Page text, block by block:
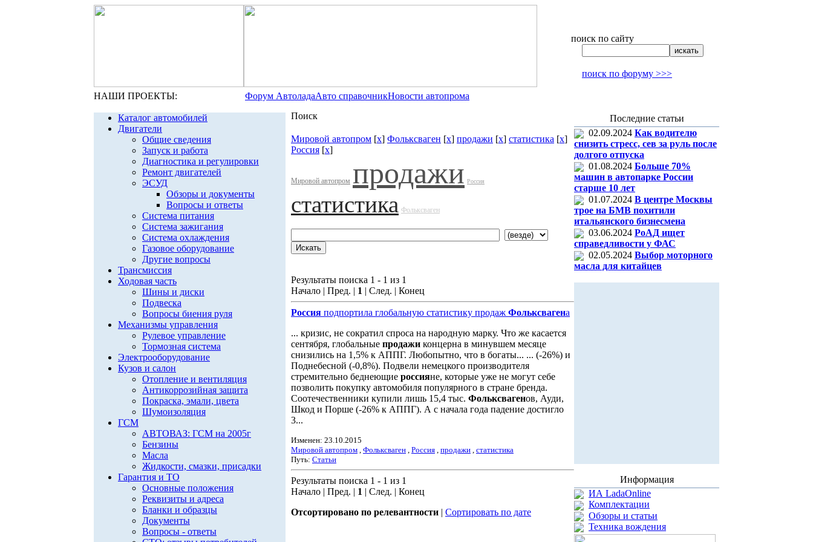
поиск по сайту
поиск по форуму >>>
НАШИ ПРОЕКТЫ: Форум АвтоладаАвто справочникНовости автопрома
Каталог автомобилей
Двигатели
Общие сведения
Запуск и работа
Диагностика и регулировки
Ремонт двигателей
ЭСУД
Обзоры и документы
Вопросы и ответы
Система питания
Система зажигания
Система охлаждения
Газовое оборудование
Другие вопросы
Трансмиссия
Ходовая часть
Шины и диски
Подвеска
Вопросы биения руля
Механизмы управления
Рулевое управление
Тормозная система
Электрооборудование
Кузов и салон
Отопление и вентиляция
Антикоррозийная защита
Покраска, эмали, цвета
Шумоизоляция
ГСМ
АВТОВАЗ: ГСМ на 2005г
Бензины
Масла
Жидкости, смазки, присадки
Гарантия и ТО
Основные положения
Реквизиты и адреса
Бланки и образцы
Документы
Вопросы - ответы
Поиск
Мировой автопром [x] Фольксваген [x] продажи [x] статистика [x]
Россия [x]
Мировой автопром продажи Россия
статистика Фольксваген
Результаты поиска 1 - 1 из 1
Начало | Пред. | 1 | След. | Конец
Россия подпортила глобальную статистику продаж Фольксвагена
... кризис, не сократил спроса на народную марку. Что же касается
сентября, глобальные продажи концерна в минувшем месяце
снизились на 1,5% к АППГ. Любопытно, что в богаты... ... (-26%) и
Поднебесной (-0,8%). Подвели немецкого производителя
стремительно беднеющие россияне, которые уже не могут себе
позволить покупку автомобиля популярного в стране бренда.
Соотечественники купили лишь 15,4 тыс. Фольксвагенов, Ауди,
Шкод и Порше (-26% к АППГ). А с начала года падение достигло
3...
Изменен: 23.10.2015
Мировой автопром , Фольксваген , Россия , продажи , статистика
Путь: Статьи
Результаты поиска 1 - 1 из 1
Начало | Пред. | 1 | След. | Конец
Отсортировано по релевантности | Сортировать по дате
Последние статьи
02.09.2024 Как водителю
снизить стресс, сев за руль после
долгого отпуска
01.08.2024 Больше 70%
машин в автопарке России
старше 10 лет
01.07.2024 В центре Москвы
трое на БМВ похитили
итальянского бизнесмена
03.06.2024 РоАД ищет
справедливости у ФАС
02.05.2024 Выбор моторного
масла для китайцев
Информация
ИА LadaOnline
Комплектации
Обзоры и статьи
Техника вождения